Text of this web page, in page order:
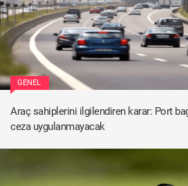
GENEL
Araç sahiplerini ilgilendiren karar: Port
ceza uygulanmayacak